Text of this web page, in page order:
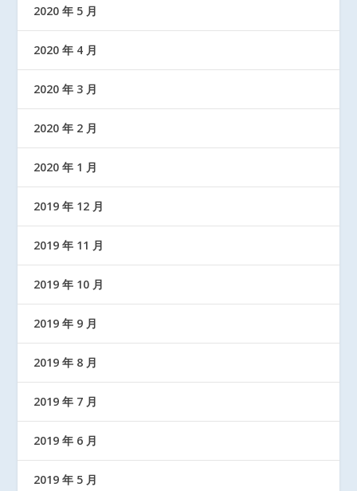
2020 年 5 月
2020 年 4 月
2020 年 3 月
2020 年 2 月
2020 年 1 月
2019 年 12 月
2019 年 11 月
2019 年 10 月
2019 年 9 月
2019 年 8 月
2019 年 7 月
2019 年 6 月
2019 年 5 月